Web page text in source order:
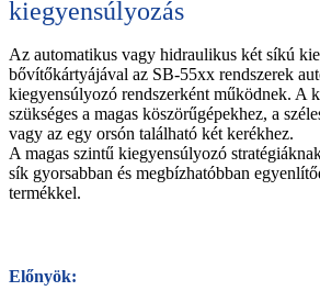
kiegyensúlyozás
Az automatikus vagy hidraulikus két síkú
bővítőkártyájával az SB-55xx rendszerek
kiegyensúlyozó rendszerként működnek. A
szükséges a magas köszörűgépekhez, a
vagy az egy orsón található két kerékhez.
A magas szintű kiegyensúlyozó
sík gyorsabban és megbízhatóbban
termékkel.
Előnyök: